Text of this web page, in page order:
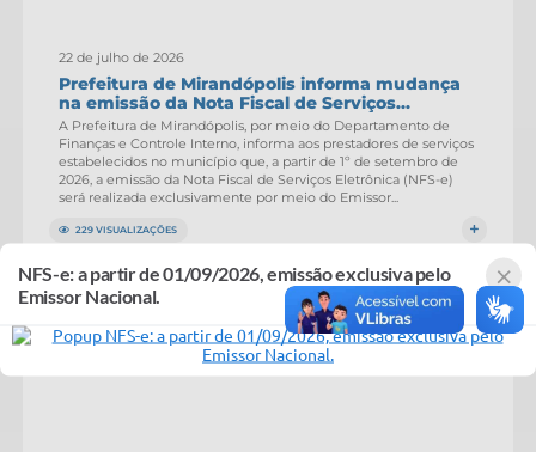
22 de julho de 2026
Prefeitura de Mirandópolis informa mudança
na emissão da Nota Fiscal de Serviços...
A Prefeitura de Mirandópolis, por meio do Departamento de
Finanças e Controle Interno, informa aos prestadores de serviços
estabelecidos no município que, a partir de 1º de setembro de
2026, a emissão da Nota Fiscal de Serviços Eletrônica (NFS-e)
será realizada exclusivamente por meio do Emissor...
229 VISUALIZAÇÕES
×
NFS-e: a partir de 01/09/2026, emissão exclusiva pelo
Emissor Nacional.